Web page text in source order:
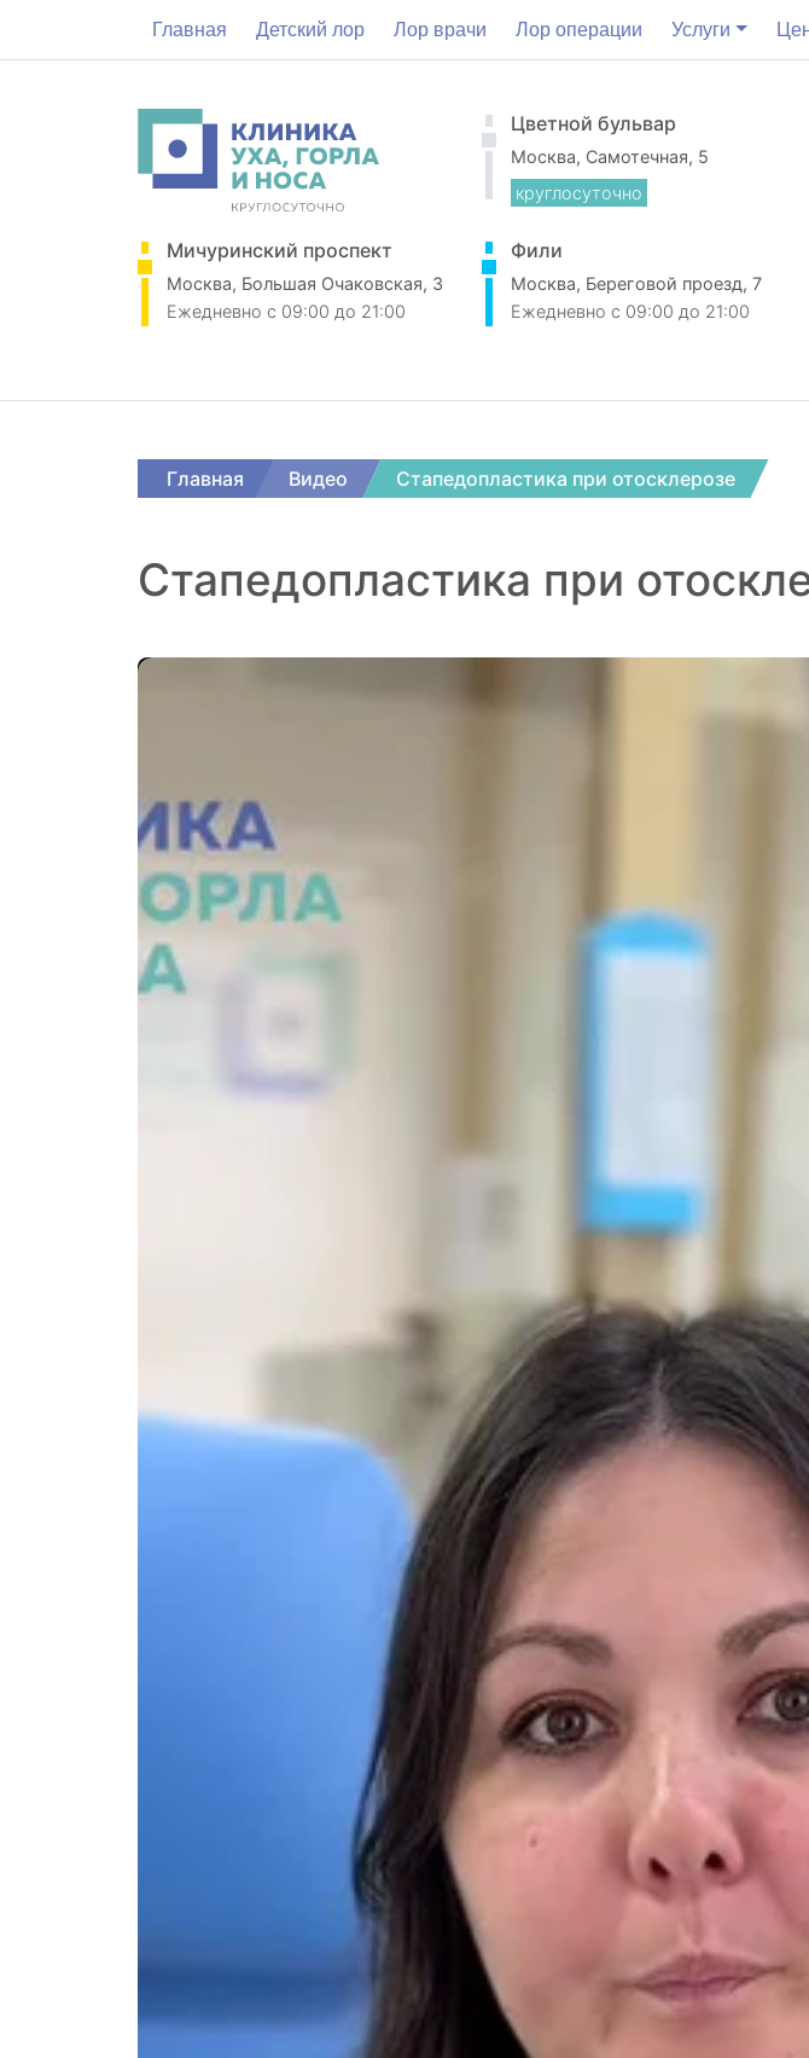
Главная Детский лор Лор врачи Лор операции Услуги
Цветной бульвар
Москва, Самотечная, 5
круглосуточно
Мичуринский проспект
Москва, Большая Очаковская, 3
Ежедневно c 09:00 до 21:00
Фили
Москва, Береговой проезд, 7
Ежедневно c 09:00 до 21:00
Главная Видео Стапедопластика при отосклерозе
Стапедопластика при